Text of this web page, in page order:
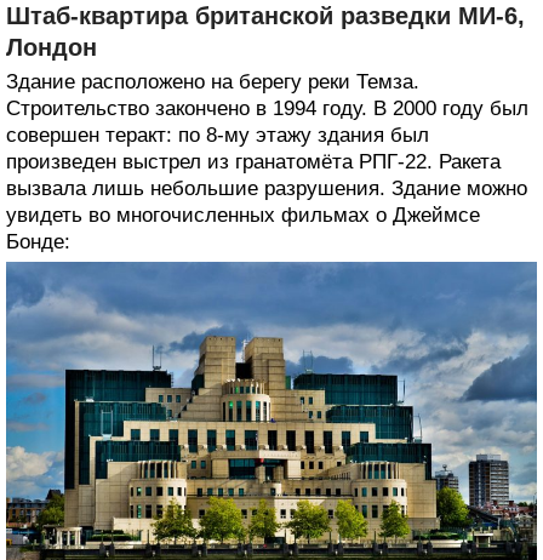
Штаб-квартира британской разведки МИ-6,
Лондон
Здание расположено на берегу реки Темза.
Строительство закончено в 1994 году. В 2000 году был
совершен теракт: по 8-му этажу здания был
произведен выстрел из гранатомёта РПГ-22. Ракета
вызвала лишь небольшие разрушения. Здание можно
увидеть во многочисленных фильмах о Джеймсе
Бонде: